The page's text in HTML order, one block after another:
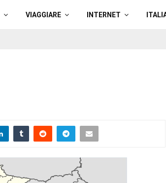
VIAGGIARE INTERNET